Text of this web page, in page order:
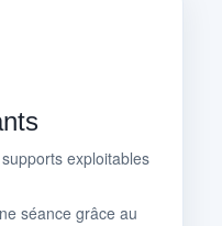
exploitables
séance grâce au